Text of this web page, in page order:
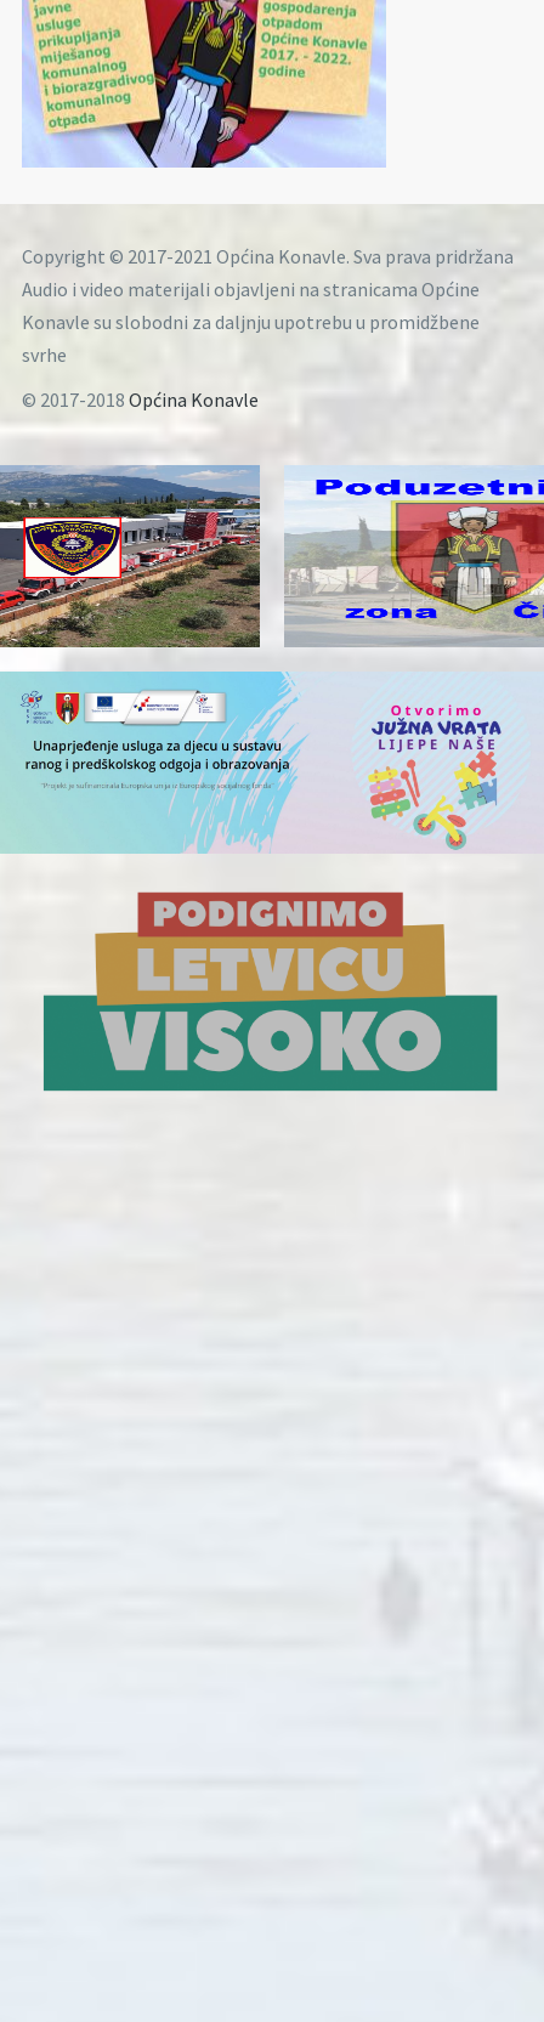
Copyright © 2017-2021 Općina Konavle. Sva prava pridržana
Audio i video materijali objavljeni na stranicama Općine
Konavle su slobodni za daljnju upotrebu u promidžbene
svrhe
© 2017-2018 Općina Konavle